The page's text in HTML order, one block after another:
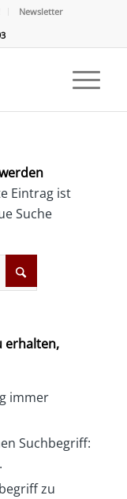
Newsletter
Eintrag ist
Suche
erhalten,
immer
Suchbegriff:
zu